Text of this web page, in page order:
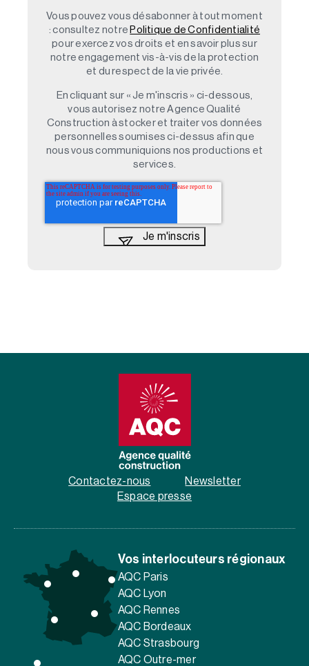
Vous pouvez vous désabonner à tout moment
: consultez notre Politique de Confidentialité
pour exercez vos droits et en savoir plus sur
notre engagement vis-à-vis de la protection
et du respect de la vie privée.
En cliquant sur « Je m'inscris » ci-dessous,
vous autorisez notre Agence Qualité
Construction à stocker et traiter vos données
personnelles soumises ci-dessus afin que
nous vous communiquions nos productions et
services.
Contactez-nous
Newsletter
Espace presse
Vos interlocuteurs régionaux
AQC Paris
AQC Lyon
AQC Rennes
AQC Bordeaux
AQC Strasbourg
AQC Outre-mer